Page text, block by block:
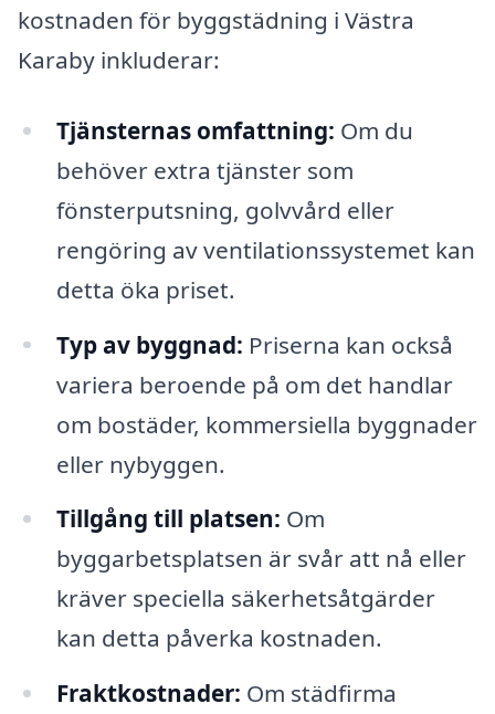
kostnaden för byggstädning i Västra
Karaby inkluderar:
Tjänsternas omfattning: Om du
behöver extra tjänster som
fönsterputsning, golvvård eller
rengöring av ventilationssystemet kan
detta öka priset.
Typ av byggnad: Priserna kan också
variera beroende på om det handlar
om bostäder, kommersiella byggnader
eller nybyggen.
Tillgång till platsen: Om
byggarbetsplatsen är svår att nå eller
kräver speciella säkerhetsåtgärder
kan detta påverka kostnaden.
Fraktkostnader: Om städfirma